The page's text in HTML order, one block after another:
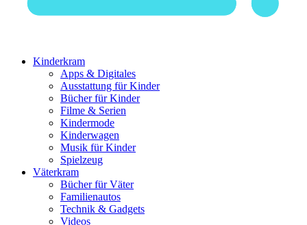
Kinderkram
Apps & Digitales
Ausstattung für Kinder
Bücher für Kinder
Filme & Serien
Kindermode
Kinderwagen
Musik für Kinder
Spielzeug
Väterkram
Bücher für Väter
Familienautos
Technik & Gadgets
Videos